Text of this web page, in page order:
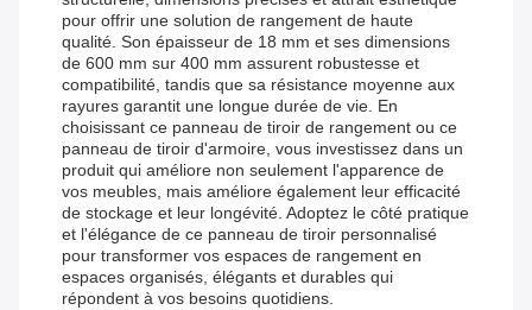
pour offrir une solution de rangement de haute
qualité. Son épaisseur de 18 mm et ses dimensions
de 600 mm sur 400 mm assurent robustesse et
compatibilité, tandis que sa résistance moyenne aux
rayures garantit une longue durée de vie. En
choisissant ce panneau de tiroir de rangement ou ce
panneau de tiroir d'armoire, vous investissez dans un
produit qui améliore non seulement l'apparence de
vos meubles, mais améliore également leur efficacité
de stockage et leur longévité. Adoptez le côté pratique
et l'élégance de ce panneau de tiroir personnalisé
pour transformer vos espaces de rangement en
espaces organisés, élégants et durables qui
répondent à vos besoins quotidiens.